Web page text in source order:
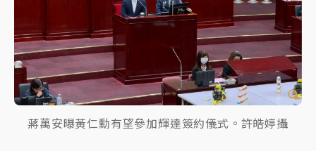
蔣萬安曝黃仁勳有望參加輝達簽約儀式。許皓婷攝